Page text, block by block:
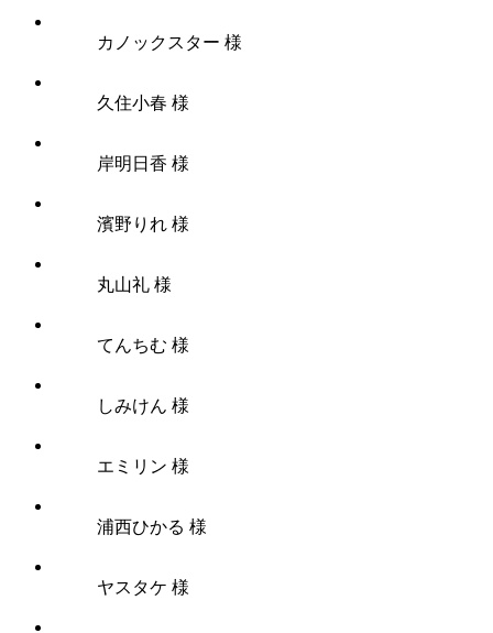
カノックスター 様
久住小春 様
岸明日香 様
濱野りれ 様
丸山礼 様
てんちむ 様
しみけん 様
エミリン 様
浦西ひかる 様
ヤスタケ 様